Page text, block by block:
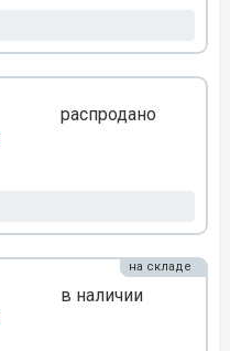
распродано
в наличии
на складе